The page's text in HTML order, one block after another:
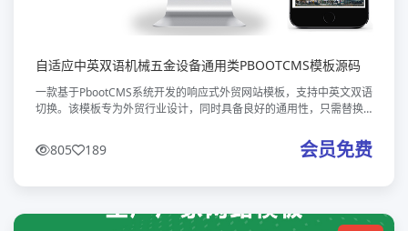
自适应中英双语机械五金设备通用类PBOOTCMS模板源码
一款基于PbootCMS系统开发的响应式外贸网站模板，支持中英文双语
切换。该模板专为外贸行业设计，同时具备良好的通用性，只需替换
应式布局
805 189 会员免费